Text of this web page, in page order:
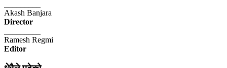
Akash Banjara
Director
Ramesh Regmi
Editor